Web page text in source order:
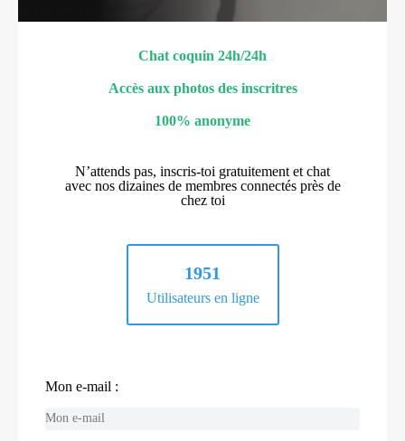
Chat coquin 24h/24h
Accès aux photos des inscritres
100% anonyme
N’attends pas, inscris-toi gratuitement et chat
avec nos dizaines de membres connectés près de
chez toi
1951
Utilisateurs en ligne
Mon e-mail :